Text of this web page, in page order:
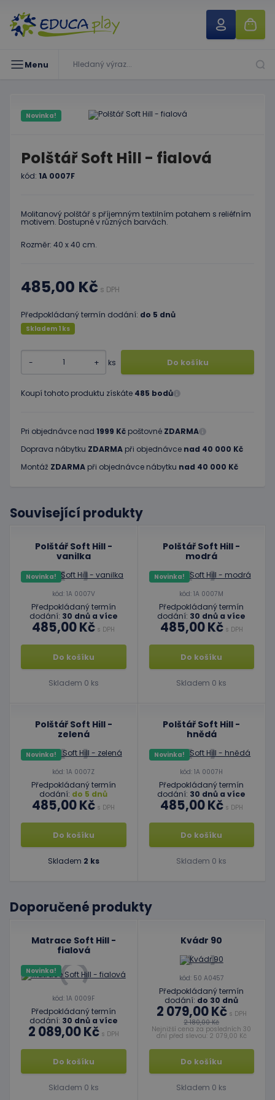
Menu
Novinka!
Polštář Soft Hill - fialová
kód: 1A 0007F
Molitanový polštář s příjemným textilním potahem s reliéfním
motivem. Dostupné v různých barvách.
Rozměr: 40 x 40 cm.
485,00 Kč s DPH
Předpokládaný termín dodání: do 5 dnů
Skladem 1 ks
- + ks Do košíku
Koupí tohoto produktu získáte 485 bodů
Pri objednávce nad 1999 Kč poštovné ZDARMA
Doprava nábytku ZDARMA při objednávce nad 40 000 Kč
Montáž ZDARMA při objednávce nábytku nad 40 000 Kč
Související produkty
Polštář Soft Hill -
vanilka
Novinka!
kód: 1A 0007V
Předpokládaný termín
dodání: 30 dnů a více
485,00 Kč s DPH
Do košíku
Skladem 0 ks
Polštář Soft Hill -
modrá
Novinka!
kód: 1A 0007M
Předpokládaný termín
dodání: 30 dnů a více
485,00 Kčs DPH
Do košíku
Skladem 0 ks
Polštář Soft Hill -
zelená
Novinka!
kód: 1A 0007Z
Předpokládaný termín
dodání: do 5 dnů
485,00 Kč s DPH
Do košíku
Skladem 2 ks
Polštář Soft Hill -
hnědá
Novinka!
kód: 1A 0007H
Předpokládaný termín
dodání: 30 dnů a více
485,00 Kčs DPH
Do košíku
Skladem 0 ks
Doporučené produkty
Matrace Soft Hill -
fialová
Novinka!
kód: 1A 0009F
Předpokládaný termín
dodání: 30 dnů a více
2 089,00 Kčs DPH
Do košíku
Skladem 0 ks
Kvádr 90
kód: 50 A0457
Předpokládaný termín
dodání: do 30 dnů
2 079,00 Kčs DPH
2 180,00 Kč
Nejnižší cena za posledních 30
dní před slevou: 2 079,00 Kč
Do košíku
Skladem 0 ks